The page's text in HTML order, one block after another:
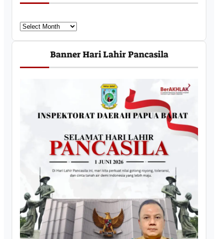
U
c
a
Banner Hari Lahir Pancasila